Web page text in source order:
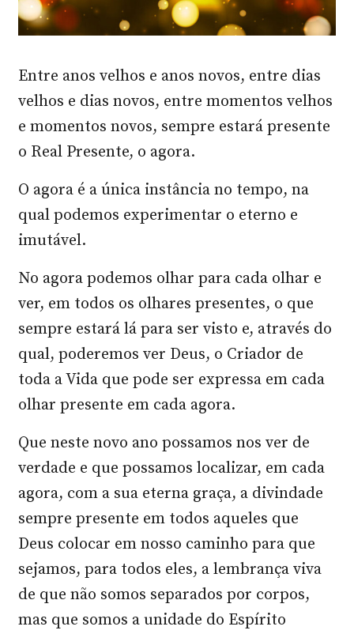
Entre anos velhos e anos novos, entre dias
velhos e dias novos, entre momentos velhos
e momentos novos, sempre estará presente
o Real Presente, o agora.
O agora é a única instância no tempo, na
qual podemos experimentar o eterno e
imutável.
No agora podemos olhar para cada olhar e
ver, em todos os olhares presentes, o que
sempre estará lá para ser visto e, através do
qual, poderemos ver Deus, o Criador de
toda a Vida que pode ser expressa em cada
olhar presente em cada agora.
Que neste novo ano possamos nos ver de
verdade e que possamos localizar, em cada
agora, com a sua eterna graça, a divindade
sempre presente em todos aqueles que
Deus colocar em nosso caminho para que
sejamos, para todos eles, a lembrança viva
de que não somos separados por corpos,
mas que somos a unidade do Espírito